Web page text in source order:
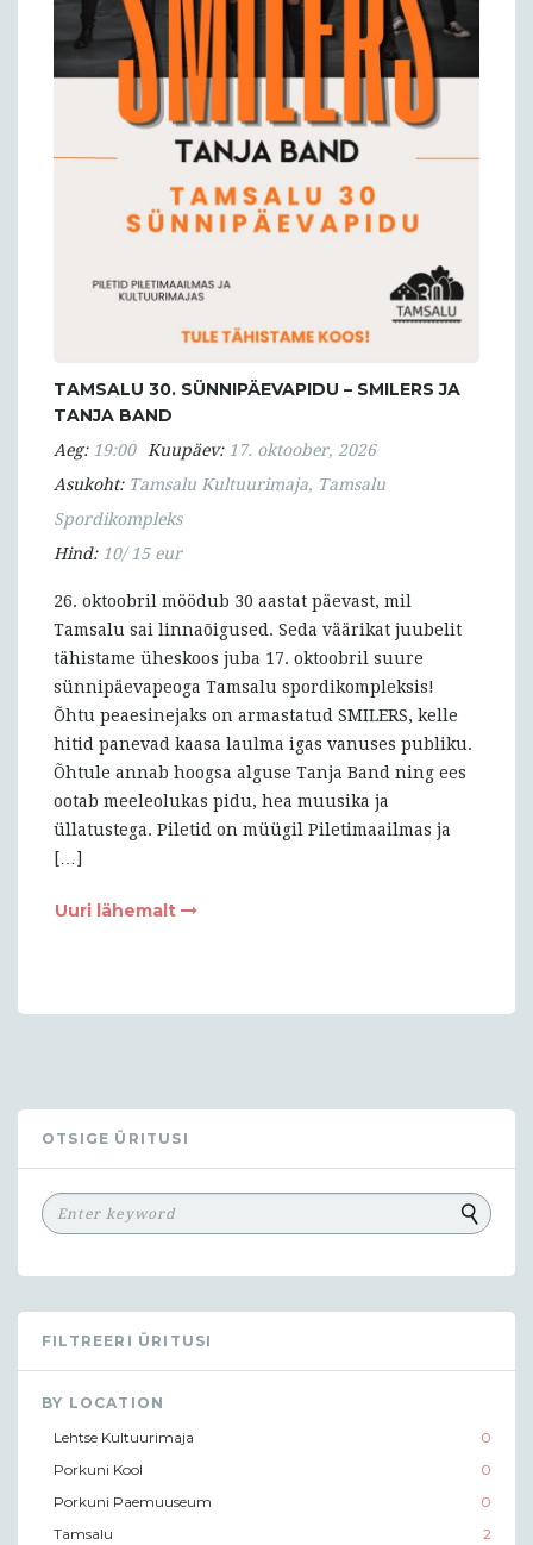
TAMSALU 30. SÜNNIPÄEVAPIDU – SMILERS JA
TANJA BAND
Aeg: 19:00 Kuupäev: 17. oktoober, 2026
Asukoht: Tamsalu Kultuurimaja, Tamsalu
Spordikompleks
Hind: 10/ 15 eur
26. oktoobril möödub 30 aastat päevast, mil
Tamsalu sai linnaõigused. Seda väärikat juubelit
tähistame üheskoos juba 17. oktoobril suure
sünnipäevapeoga Tamsalu spordikompleksis!
Õhtu peaesinejaks on armastatud SMILERS, kelle
hitid panevad kaasa laulma igas vanuses publiku.
Õhtule annab hoogsa alguse Tanja Band ning ees
ootab meeleolukas pidu, hea muusika ja
üllatustega. Piletid on müügil Piletimaailmas ja
[…]
Uuri lähemalt
OTSIGE ÜRITUSI
FILTREERI ÜRITUSI
BY LOCATION
Lehtse Kultuurimaja
0
Porkuni Kool
0
Porkuni Paemuuseum
0
Tamsalu
2